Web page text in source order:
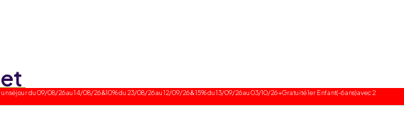
séjour du 09/08/26 au 14/08/26 &10% du 23/08/26 au 12/09/26 & 15% du 13/09/26 au 03/10/26 +Gratuité 1er Enfant(-6 ans) avec 2